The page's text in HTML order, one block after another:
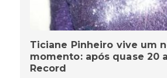
Ticiane Pinheiro vive um
momento: após quase 20
Record